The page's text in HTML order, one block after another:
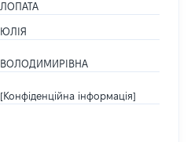
ЛОПАТА
ЮЛІЯ
ВОЛОДИМИРІВНА
[Конфіденційна інформація]